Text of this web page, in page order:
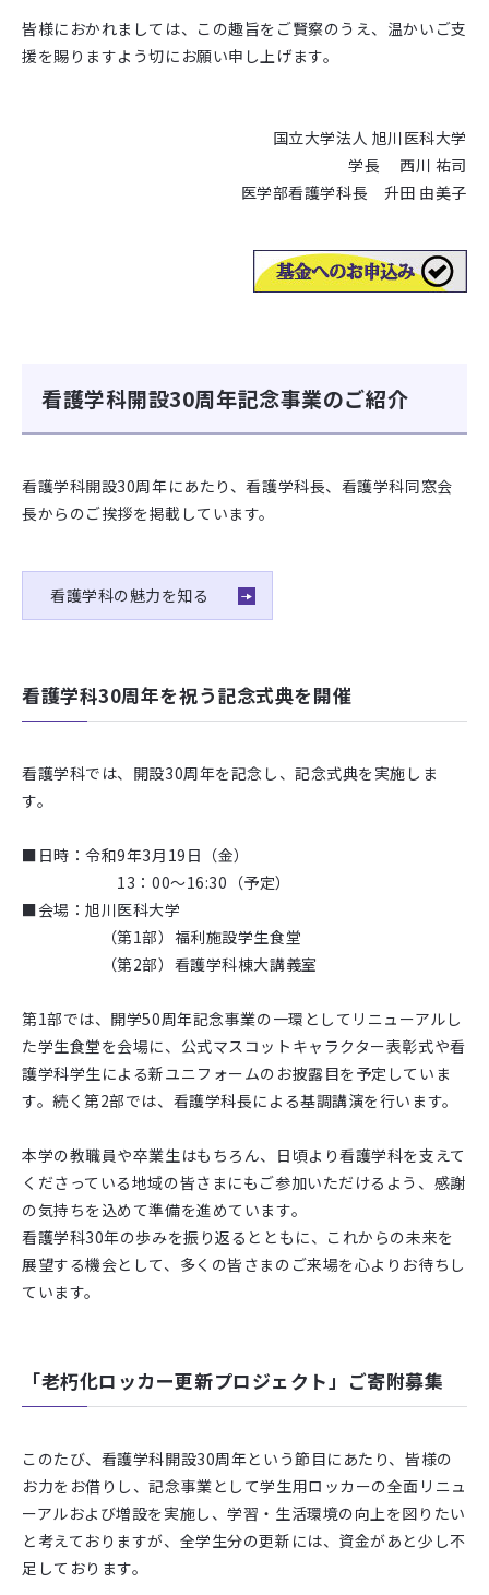
皆様におかれましては、この趣旨をご賢察のうえ、温かいご支
援を賜りますよう切にお願い申し上げます。
国立大学法人 旭川医科大学
学長 西川 祐司
医学部看護学科長 升田 由美子
看護学科開設30周年記念事業のご紹介
看護学科開設30周年にあたり、看護学科長、看護学科同窓会
長からのご挨拶を掲載しています。
看護学科の魅力を知る
看護学科30周年を祝う記念式典を開催
看護学科では、開設30周年を記念し、記念式典を実施しま
す。
■日時：令和9年3月19日（金）
13：00～16:30（予定）
■会場：旭川医科大学
（第1部）福利施設学生食堂
（第2部）看護学科棟大講義室
第1部では、開学50周年記念事業の一環としてリニューアルし
た学生食堂を会場に、公式マスコットキャラクター表彰式や看
護学科学生による新ユニフォームのお披露目を予定していま
す。続く第2部では、看護学科長による基調講演を行います。
本学の教職員や卒業生はもちろん、日頃より看護学科を支えて
くださっている地域の皆さまにもご参加いただけるよう、感謝
の気持ちを込めて準備を進めています。
看護学科30年の歩みを振り返るとともに、これからの未来を
展望する機会として、多くの皆さまのご来場を心よりお待ちし
ています。
「老朽化ロッカー更新プロジェクト」ご寄附募集
このたび、看護学科開設30周年という節目にあたり、皆様の
お力をお借りし、記念事業として学生用ロッカーの全面リニュ
ーアルおよび増設を実施し、学習・生活環境の向上を図りたい
と考えておりますが、全学生分の更新には、資金があと少し不
足しております。